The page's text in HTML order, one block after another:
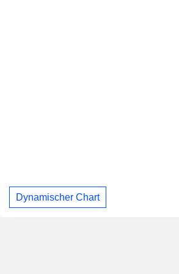
Dynamischer Chart